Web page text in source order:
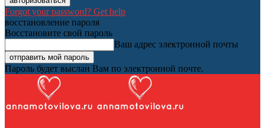
Forgot your password? Get help
восстановление пароля
Восстановите свой пароль
Ваш адрес электронной почты
Пароль будет выслан Вам по электронной почте.